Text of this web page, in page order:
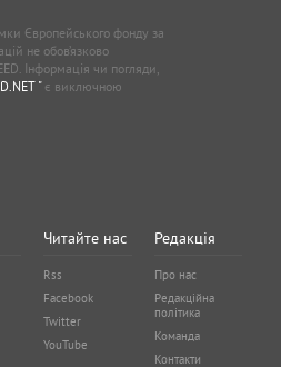
Європейського фонду за
не обов’язково
Інформація чи погляди,
"є виключною
Читайте нас
Rss
Facebook
Twitter
YouTube
Редакція
Про нас
Редакційна
політика
Команда
Контакти